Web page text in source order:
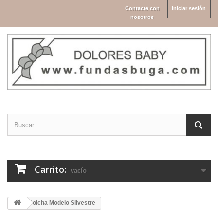
Iniciar sesión
Contacte con
nosotros
Carrito: vacío
Colcha Modelo Silvestre